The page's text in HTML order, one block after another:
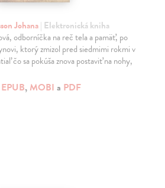
Johana| Elektronická kniha
odborníčka na reč tela a pamäť, po
ktorý zmizol pred siedmimi rokmi v
čo sa pokúša znova postaviť na nohy,
EPUB, MOBI a PDF